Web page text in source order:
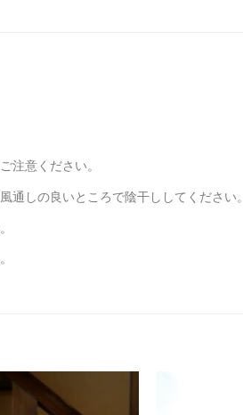
注意ください。
しの良いところで陰干ししてください。